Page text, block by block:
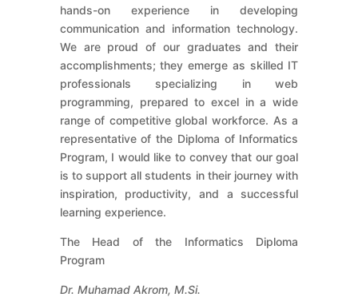
hands-on experience in developing
communication and information technology.
We are proud of our graduates and their
accomplishments; they emerge as skilled IT
professionals specializing in web
programming, prepared to excel in a wide
range of competitive global workforce. As a
representative of the Diploma of Informatics
Program, I would like to convey that our goal
is to support all students in their journey with
inspiration, productivity, and a successful
learning experience.
The Head of the Informatics Diploma
Program
Dr. Muhamad Akrom, M.Si.